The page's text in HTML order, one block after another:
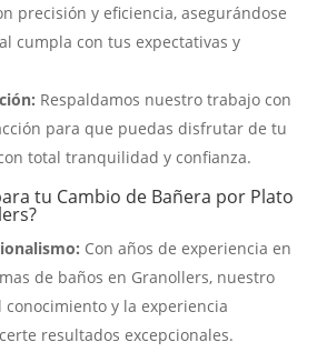
precisión y eficiencia, asegurándose
cumpla con tus expectativas y
Respaldamos nuestro trabajo con
para que puedas disfrutar de tu
total tranquilidad y confianza.
tu Cambio de Bañera por Plato
Con años de experiencia en
de baños en Granollers, nuestro
y la experiencia
resultados excepcionales.